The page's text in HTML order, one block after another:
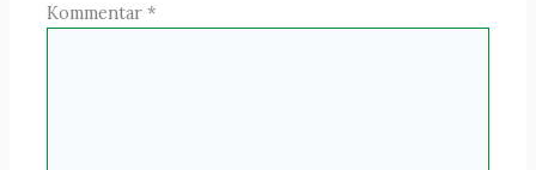
Kommentar*